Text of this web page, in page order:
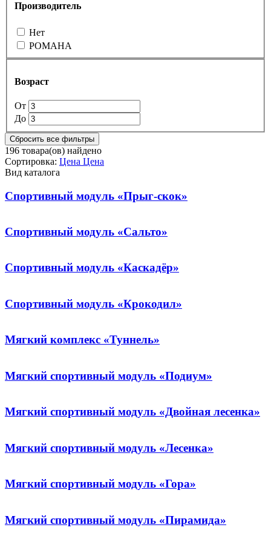
Производитель
Нет
РОМАНА
Возраст
От
До
Сбросить все фильтры
196 товара(ов) найдено
Сортировка: Цена Цена
Вид каталога
Спортивный модуль «Прыг-скок»
Спортивный модуль «Сальто»
Спортивный модуль «Каскадёр»
Спортивный модуль «Крокодил»
Мягкий комплекс «Туннель»
Мягкий спортивный модуль «Подиум»
Мягкий спортивный модуль «Двойная лесенка»
Мягкий спортивный модуль «Лесенка»
Мягкий спортивный модуль «Гора»
Мягкий спортивный модуль «Пирамида»